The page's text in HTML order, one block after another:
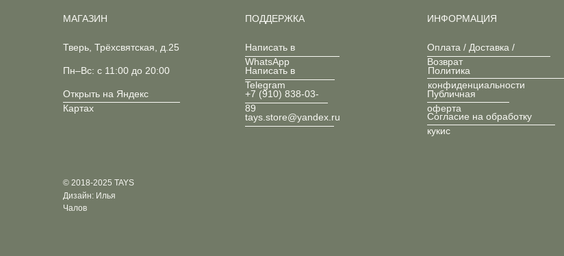
Тверь, Трёхсвятская, д.25
Пн–Вс: с 11:00 до 20:00
Открыть на Яндекс
Картах
МАГАЗИН ПОДДЕРЖКА
Написать в
WhatsApp
Написать в
Telegram
+7 (910) 838-03-
89
tays.store@yandex.ru
ИНФОРМАЦИЯ
Оплата / Доставка /
Возврат
Политика
конфиденциальности
Публичная
оферта
Согласие на обработку
кукис
© 2018-2025 TAYS
Дизайн: Илья
Чалов